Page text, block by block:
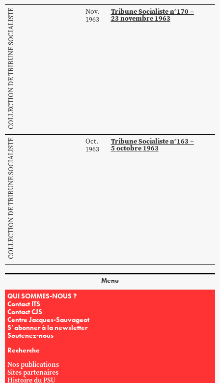
COLLECTION DE TRIBUNE SOCIALISTE
Nov.
1963
Tribune Socialiste n°170 –
23 novembre 1963
COLLECTION DE TRIBUNE SOCIALISTE
Oct.
1963
Tribune Socialiste n°163 –
5 octobre 1963
Menu
QUI SOMMES-NOUS ?
Contact ITS
Contact CJS
Centre Jacques-Sauvageot
S’abonner à la newsletter
Soutenez-nous
Recherche
Nos publications
Sites partenaires
Histoire du PSU